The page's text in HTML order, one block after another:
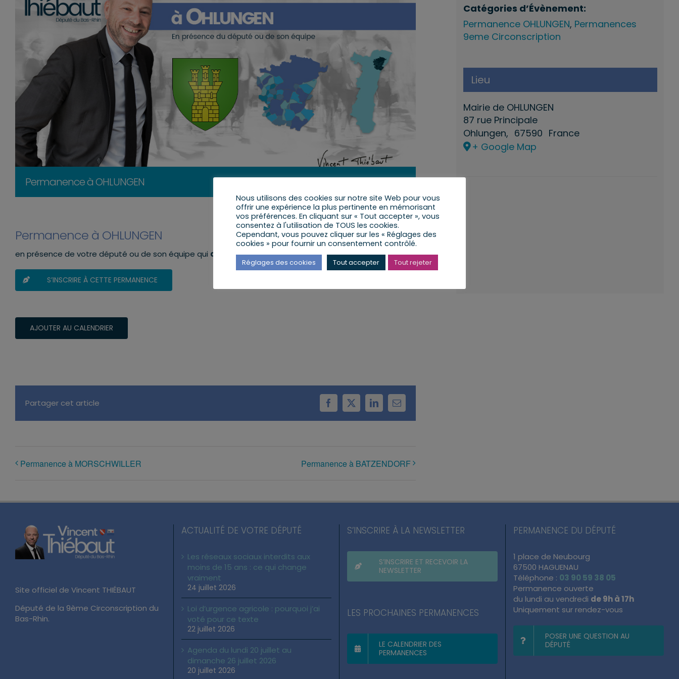
Permanence à OHLUNGEN
Permanence à OHLUNGEN
en présence de votre député ou de son équipe qui aura lieu à la Mairie d’Ohlungen
S’INSCRIRE À CETTE PERMANENCE
AJOUTER AU CALENDRIER
Partager cet article Facebook
X LinkedInEmail
Permanence à MORSCHWILLER Permanence à BATZENDORF
Catégories d’Évènement:
Permanence OHLUNGEN, Permanences
9eme Circonscription
Lieu
Mairie de OHLUNGEN
87 rue Principale
Ohlungen, 67590 France
+ Google Map
Site officiel de Vincent THIÉBAUT
Député de la 9ème Circonscription du
Bas-Rhin.
ACTUALITÉ DE VOTRE DÉPUTÉ
Les réseaux sociaux interdits aux
moins de 15 ans : ce qui change
vraiment
24 juillet 2026
Loi d’urgence agricole : pourquoi j’ai
voté pour ce texte
22 juillet 2026
Agenda du lundi 20 juillet au
dimanche 26 juillet 2026
20 juillet 2026
S’INSCRIRE À LA NEWSLETTER
S’INSCRIRE ET RECEVOIR LA
NEWSLETTER
LES PROCHAINES PERMANENCES
LE CALENDRIER DES
PERMANENCES
PERMANENCE DU DÉPUTÉ
1 place de Neubourg
67500 HAGUENAU
Téléphone : 03 90 59 38 05
Permanence ouverte
du lundi au vendredi de 9h à 17h
Uniquement sur rendez-vous
POSER UNE QUESTION AU
DÉPUTÉ
Nous utilisons des cookies sur notre site Web pour vous
offrir une expérience la plus pertinente en mémorisant
vos préférences. En cliquant sur « Tout accepter », vous
consentez à l'utilisation de TOUS les cookies.
Cependant, vous pouvez cliquer sur les « Réglages des
cookies » pour fournir un consentement contrôlé.
Réglages des cookies Tout accepter Tout rejeter